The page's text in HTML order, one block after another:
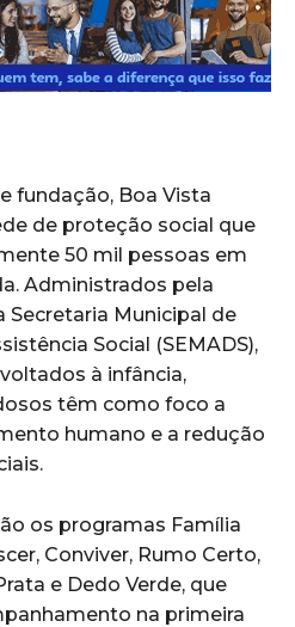
fundação, Boa Vista
de proteção social que
50 mil pessoas em
Administrados pela
Secretaria Municipal de
Social (SEMADS),
à infância,
têm como foco a
humano e a redução
os programas Família
Conviver, Rumo Certo,
e Dedo Verde, que
na primeira